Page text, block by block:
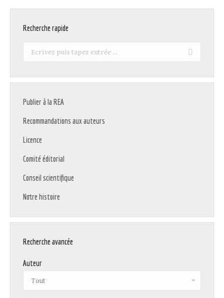
Recherche rapide
Recherche
Publier à la REA
Recommandations aux auteurs
Licence
Comité éditorial
Conseil scientifique
Notre histoire
Recherche avancée
Auteur